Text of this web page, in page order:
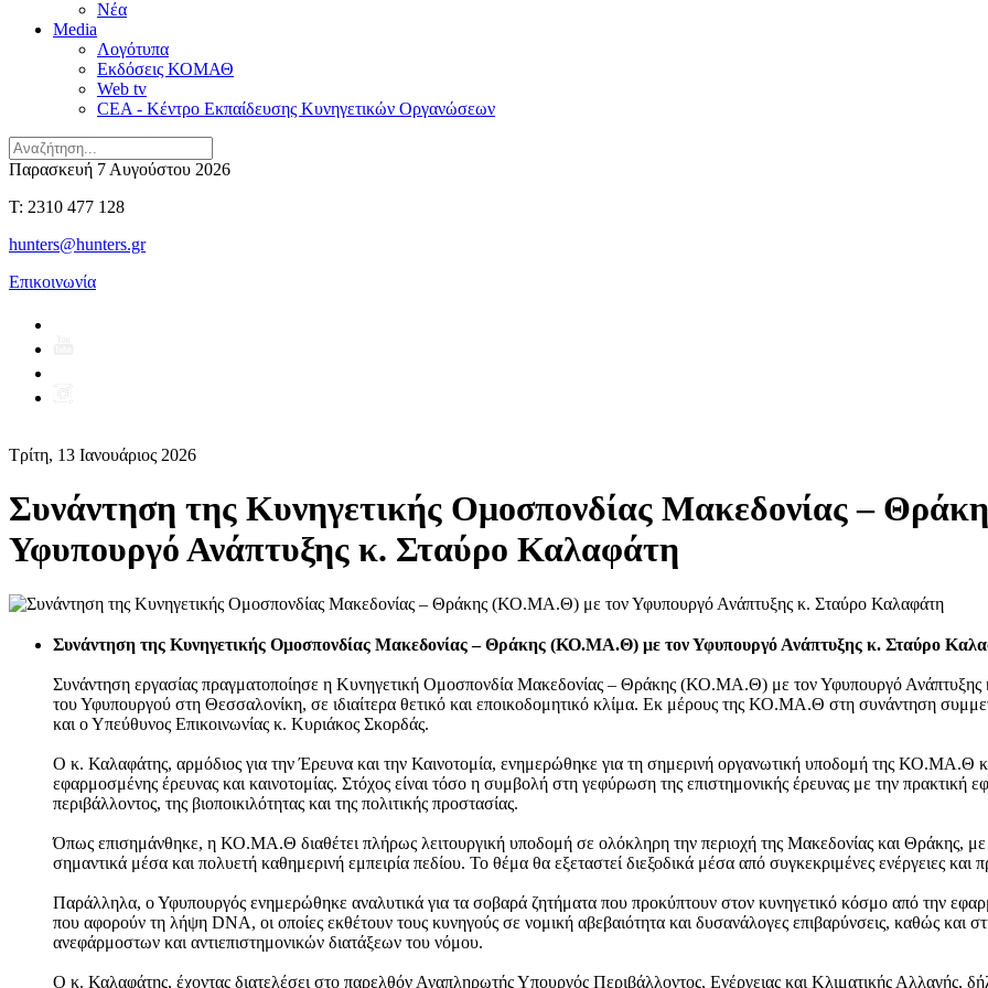
Νέα
Media
Λογότυπα
Εκδόσεις ΚΟΜΑΘ
Web tv
CEA - Κέντρο Εκπαίδευσης Κυνηγετικών Οργανώσεων
Παρασκευή 7 Αυγούστου 2026
T: 2310 477 128
hunters@hunters.gr
Επικοινωνία
Τρίτη, 13 Ιανουάριος 2026
Συνάντηση της Κυνηγετικής Ομοσπονδίας Μακεδονίας –
Υφυπουργό Ανάπτυξης κ. Σταύρο Καλαφάτη
Συνάντηση της Κυνηγετικής Ομοσπονδίας Μακεδονίας – Θράκης (ΚΟ.ΜΑ.Θ) με τον Υφυπουργό Ανάπτυξης κ. Σταύρο
Συνάντηση εργασίας πραγματοποίησε η Κυνηγετική Ομοσπονδία Μακεδονίας – Θράκης (ΚΟ.ΜΑ.Θ) με τον Υφυπουργό Ανάπτυξης
του Υφυπουργού στη Θεσσαλονίκη, σε ιδιαίτερα θετικό και εποικοδομητικό κλίμα. Εκ μέρους της ΚΟ.ΜΑ.Θ στη συνάντηση
και ο Υπεύθυνος Επικοινωνίας κ. Κυριάκος Σκορδάς.
Ο κ. Καλαφάτης, αρμόδιος για την Έρευνα και την Καινοτομία, ενημερώθηκε για τη σημερινή οργανωτική υποδομή της ΚΟ.ΜΑ.Θ
εφαρμοσμένης έρευνας και καινοτομίας. Στόχος είναι τόσο η συμβολή στη γεφύρωση της επιστημονικής έρευνας με την πρακτική
περιβάλλοντος, της βιοποικιλότητας και της πολιτικής προστασίας.
Όπως επισημάνθηκε, η ΚΟ.ΜΑ.Θ διαθέτει πλήρως λειτουργική υποδομή σε ολόκληρη την περιοχή της Μακεδονίας και Θράκης, με
σημαντικά μέσα και πολυετή καθημερινή εμπειρία πεδίου. Το θέμα θα εξεταστεί διεξοδικά μέσα από συγκεκριμένες ενέργειες και
Παράλληλα, ο Υφυπουργός ενημερώθηκε αναλυτικά για τα σοβαρά ζητήματα που προκύπτουν στον κυνηγετικό κόσμο από την
που αφορούν τη λήψη DNA, οι οποίες εκθέτουν τους κυνηγούς σε νομική αβεβαιότητα και δυσανάλογες επιβαρύνσεις, καθώς
ανεφάρμοστων και αντιεπιστημονικών διατάξεων του νόμου.
Ο κ. Καλαφάτης, έχοντας διατελέσει στο παρελθόν Αναπληρωτής Υπουργός Περιβάλλοντος, Ενέργειας και Κλιματικής Αλλαγής,